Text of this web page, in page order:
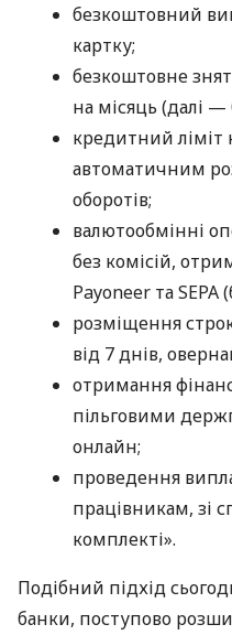
безкоштовний
картку;
безкоштовне
на місяць (далі —
кредитний ліміт
автоматичним
оборотів;
валютообмінні
без комісій,
Payoneer та SEPA
розміщення
від 7 днів,
отримання
пільговими
онлайн;
проведення
працівникам, зі
комплекті».
Подібний підхід
банки, поступово